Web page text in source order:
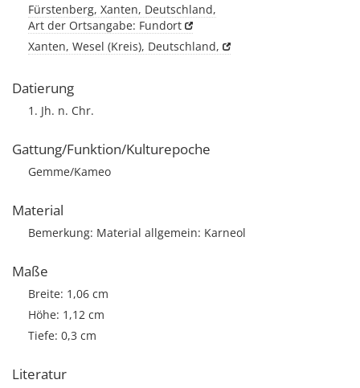
Fürstenberg, Xanten, Deutschland,
Art der Ortsangabe: Fundort
Xanten, Wesel (Kreis), Deutschland,
Datierung
1. Jh. n. Chr.
Gattung/Funktion/Kulturepoche
Gemme/Kameo
Material
Bemerkung: Material allgemein: Karneol
Maße
Breite: 1,06 cm
Höhe: 1,12 cm
Tiefe: 0,3 cm
Literatur